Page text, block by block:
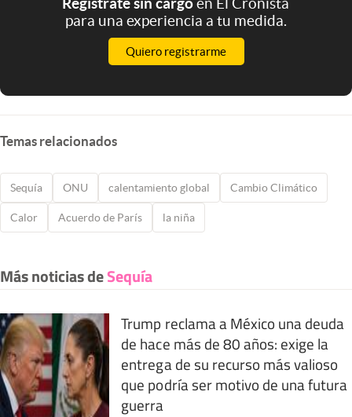
para una experiencia a tu medida.
Quiero registrarme
Temas relacionados
Sequía ONU calentamiento global Cambio Climático
Calor Acuerdo de París la niña
Más noticias deSequía
Trump reclama a México una deuda
de hace más de 80 años: exige la
entrega de su recurso más valioso
que podría ser motivo de una futura
guerra